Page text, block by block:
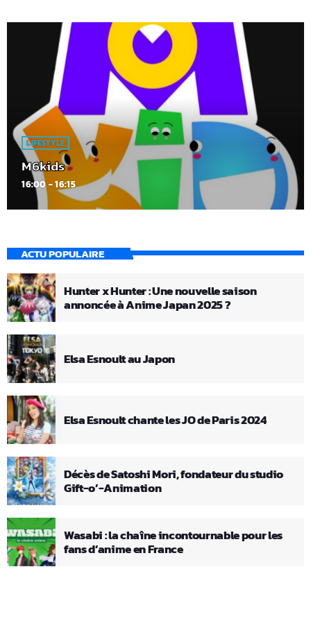
LIFESTYLE
M6kids
16:00 - 16:15
ACTU POPULAIRE
Hunter x Hunter : Une nouvelle saison
annoncée à Anime Japan 2025 ?
Elsa Esnoult au Japon
Elsa Esnoult chante les JO de Paris 2024
Décès de Satoshi Mori, fondateur du studio
Gift-o’-Animation
Wasabi : la chaîne incontournable pour les
fans d’anime en France